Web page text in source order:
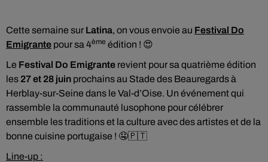
Cette semaine sur Latina, on vous envoie au Festival Do
Emigrante pour sa 4ème édition ! 😍
Le Festival Do Emigrante revient pour sa quatrième édition
les 27 et 28 juin prochains au Stade des Beauregards à
Herblay-sur-Seine dans le Val-d’Oise. Un événement qui
rassemble la communauté lusophone pour célébrer
ensemble les traditions et la culture avec des artistes et de la
bonne cuisine portugaise ! 🤤🇵🇹
Line-up :